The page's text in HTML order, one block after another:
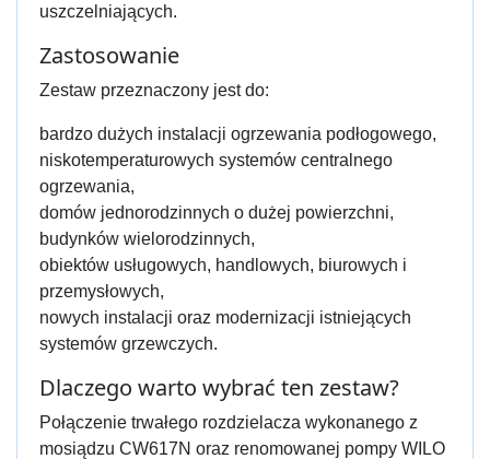
uszczelniających.
Zastosowanie
Zestaw przeznaczony jest do:
bardzo dużych instalacji ogrzewania podłogowego,
niskotemperaturowych systemów centralnego
ogrzewania,
domów jednorodzinnych o dużej powierzchni,
budynków wielorodzinnych,
obiektów usługowych, handlowych, biurowych i
przemysłowych,
nowych instalacji oraz modernizacji istniejących
systemów grzewczych.
Dlaczego warto wybrać ten zestaw?
Połączenie trwałego rozdzielacza wykonanego z
mosiądzu CW617N oraz renomowanej pompy WILO